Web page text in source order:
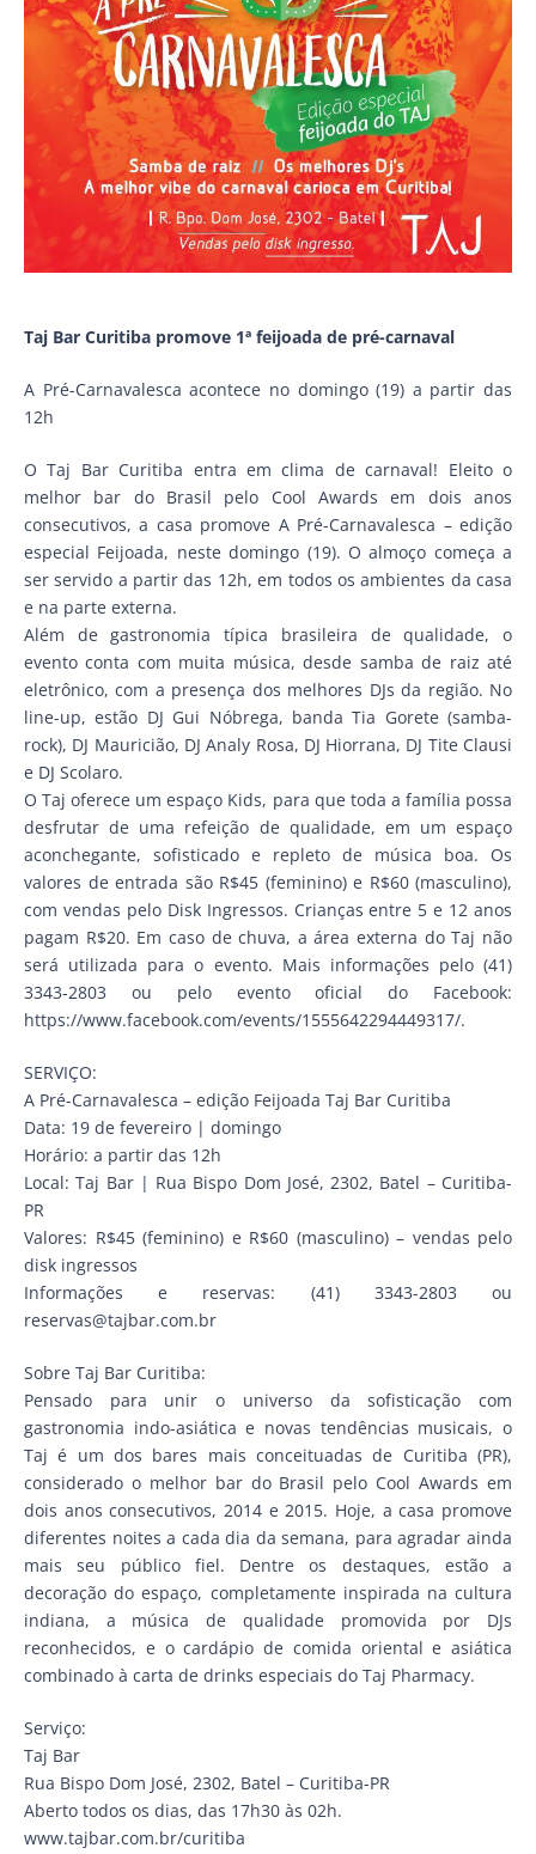
Taj Bar Curitiba promove 1ª feijoada de pré-carnaval
A Pré-Carnavalesca acontece no domingo (19) a partir das
12h
O Taj Bar Curitiba entra em clima de carnaval! Eleito o
melhor bar do Brasil pelo Cool Awards em dois anos
consecutivos, a casa promove A Pré-Carnavalesca – edição
especial Feijoada, neste domingo (19). O almoço começa a
ser servido a partir das 12h, em todos os ambientes da casa
e na parte externa.
Além de gastronomia típica brasileira de qualidade, o
evento conta com muita música, desde samba de raiz até
eletrônico, com a presença dos melhores DJs da região. No
line-up, estão DJ Gui Nóbrega, banda Tia Gorete (samba-
rock), DJ Mauricião, DJ Analy Rosa, DJ Hiorrana, DJ Tite Clausi
e DJ Scolaro.
O Taj oferece um espaço Kids, para que toda a família possa
desfrutar de uma refeição de qualidade, em um espaço
aconchegante, sofisticado e repleto de música boa. Os
valores de entrada são R$45 (feminino) e R$60 (masculino),
com vendas pelo Disk Ingressos. Crianças entre 5 e 12 anos
pagam R$20. Em caso de chuva, a área externa do Taj não
será utilizada para o evento. Mais informações pelo (41)
3343-2803 ou pelo evento oficial do Facebook:
https://www.facebook.com/events/1555642294449317/.
SERVIÇO:
A Pré-Carnavalesca – edição Feijoada Taj Bar Curitiba
Data: 19 de fevereiro | domingo
Horário: a partir das 12h
Local: Taj Bar | Rua Bispo Dom José, 2302, Batel – Curitiba-
PR
Valores: R$45 (feminino) e R$60 (masculino) – vendas pelo
disk ingressos
Informações e reservas: (41) 3343-2803 ou
reservas@tajbar.com.br
Sobre Taj Bar Curitiba:
Pensado para unir o universo da sofisticação com
gastronomia indo-asiática e novas tendências musicais, o
Taj é um dos bares mais conceituadas de Curitiba (PR),
considerado o melhor bar do Brasil pelo Cool Awards em
dois anos consecutivos, 2014 e 2015. Hoje, a casa promove
diferentes noites a cada dia da semana, para agradar ainda
mais seu público fiel. Dentre os destaques, estão a
decoração do espaço, completamente inspirada na cultura
indiana, a música de qualidade promovida por DJs
reconhecidos, e o cardápio de comida oriental e asiática
combinado à carta de drinks especiais do Taj Pharmacy.
Serviço:
Taj Bar
Rua Bispo Dom José, 2302, Batel – Curitiba-PR
Aberto todos os dias, das 17h30 às 02h.
www.tajbar.com.br/curitiba